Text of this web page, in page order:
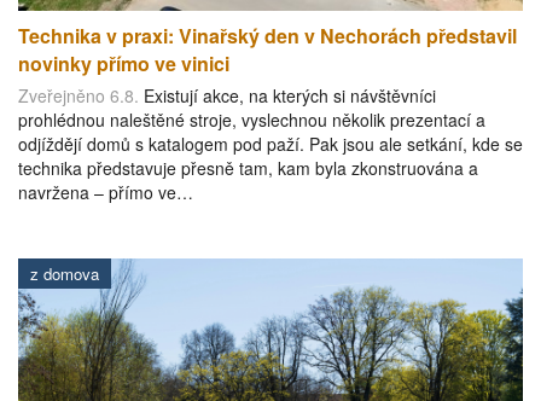
Technika v praxi: Vinařský den v Nechorách představil
novinky přímo ve vinici
Zveřejněno 6.8. Existují akce, na kterých si návštěvníci
prohlédnou naleštěné stroje, vyslechnou několik prezentací a
odjíždějí domů s katalogem pod paží. Pak jsou ale setkání, kde se
technika představuje přesně tam, kam byla zkonstruována a
navržena – přímo ve…
z domova